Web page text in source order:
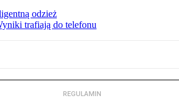
odzież
trafiają do telefonu
REGULAMIN